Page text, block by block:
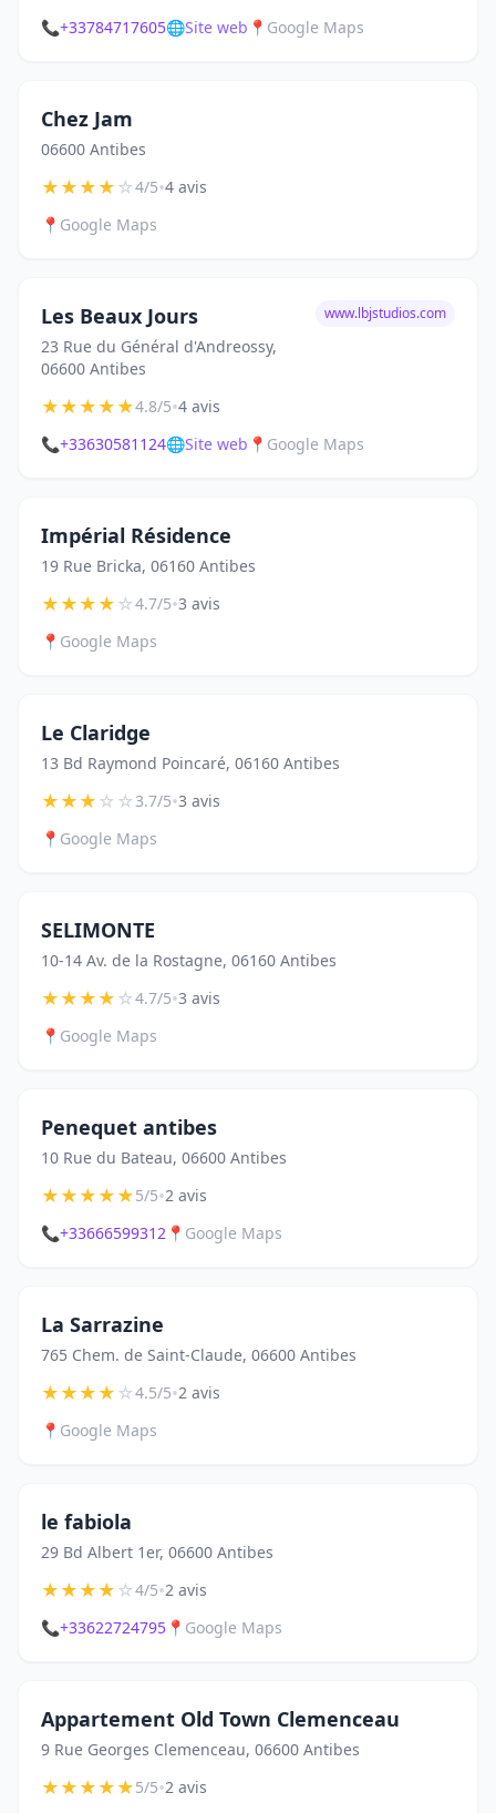
📞+33784717605🌐Site web 📍 Google Maps
Chez Jam
06600 Antibes
★★★★☆4/5•4 avis
📍 Google Maps
Les Beaux Jours
23 Rue du Général d'Andreossy,
06600 Antibes
www.lbjstudios.com
★★★★★4.8/5•4 avis
📞+33630581124🌐Site web 📍 Google Maps
Impérial Résidence
19 Rue Bricka, 06160 Antibes
★★★★☆4.7/5•3 avis
📍 Google Maps
Le Claridge
13 Bd Raymond Poincaré, 06160 Antibes
★★★☆☆3.7/5•3 avis
📍 Google Maps
SELIMONTE
10-14 Av. de la Rostagne, 06160 Antibes
★★★★☆4.7/5•3 avis
📍 Google Maps
Penequet antibes
10 Rue du Bateau, 06600 Antibes
★★★★★5/5•2 avis
📞+33666599312 📍 Google Maps
La Sarrazine
765 Chem. de Saint-Claude, 06600 Antibes
★★★★☆4.5/5•2 avis
📍 Google Maps
le fabiola
29 Bd Albert 1er, 06600 Antibes
★★★★☆4/5•2 avis
📞+33622724795 📍 Google Maps
Appartement Old Town Clemenceau
9 Rue Georges Clemenceau, 06600 Antibes
★★★★★5/5•2 avis